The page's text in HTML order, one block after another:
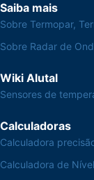
Saiba mais
Sobre Termopar,
Sobre Radar de
Wiki Alutal
Sensores de
Calculadoras
Calculadora
Calculadora de Nível